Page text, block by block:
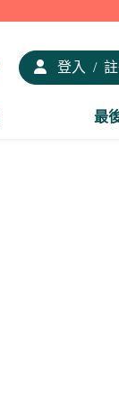
登入 /
最